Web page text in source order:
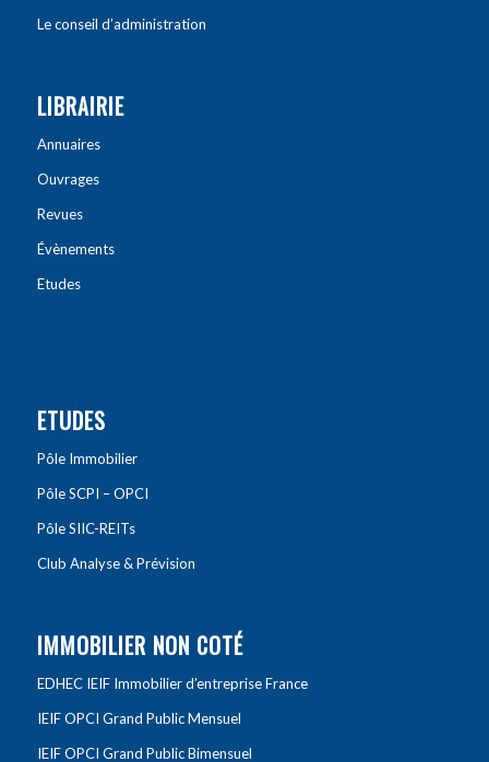
Le conseil d’administration
LIBRAIRIE
Annuaires
Ouvrages
Revues
Évènements
Etudes
ETUDES
Pôle Immobilier
Pôle SCPI – OPCI
Pôle SIIC-REITs
Club Analyse & Prévision
IMMOBILIER NON COTÉ
EDHEC IEIF Immobilier d’entreprise France
IEIF OPCI Grand Public Mensuel
IEIF OPCI Grand Public Bimensuel